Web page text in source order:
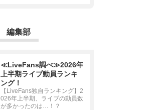
編集部
≪LiveFans調べ≫2026年
上半期ライブ動員ランキ
ング！
【LiveFans独自ランキング】2
026年上半期、ライブの動員数
が多かったのは…！？